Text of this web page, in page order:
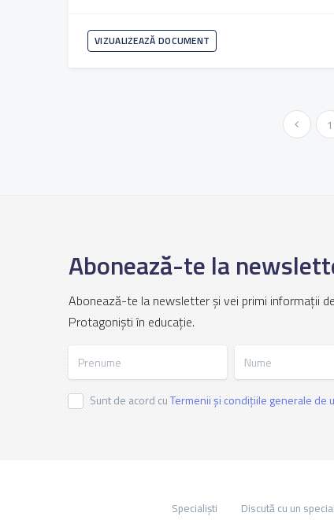
VIZUALIZEAZĂ DOCUMENT
« Anterioara1
Abonează-te la
Abonează-te la newsletter și vei primi informații
Protagoniști în educație.
Sunt de acord cuTermenii și condițiile generale de
Specialiști Discută cu un